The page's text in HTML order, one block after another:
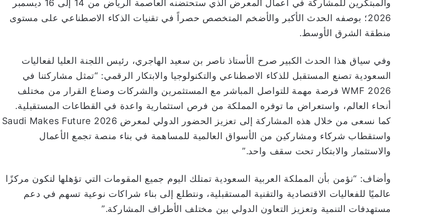
والمبتكرين للمشاركة في أعمال المعرض الذي ستحتضنه العاصمة الرياض من 14 إلى 16 ديسمبر
2026؛ بوصفه الحدث الأكبر والأضخم المتخصص حصراً في تقنيات الذكاء الاصطناعي على مستوى
منطقة الشرق الأوسط.
وفي سياق هذا الحدث الكبير صرح الأستاذ ناصر بن سعيد الهاجري، رئيس اللجنة العليا لفعاليات
السعودية تصنع المستقبل للذكاء الاصطناعي والتكنولوجيا والابتكار الرقمي: “تمثل مشاركتنا في
WMF 2026 فرصة مهمة للتواصل المباشر مع المستثمرين والشركات وصناع القرار من مختلف
أنحاء العالم، واستعراض ما توفره المملكة من فرص استثمارية واعدة في القطاعات المستقبلية.
كما نسعى من خلال هذه المشاركة إلى تعزيز الحضور الدولي لمعرض Saudi Makes Future 2026
واستقطاب شركاء ومشاركين من الأسواق العالمية للمساهمة في بناء منصة تجمع الأعمال
والاستثمار والابتكار تحت سقف واحد.”
وأضاف: “نؤمن بأن المملكة العربية السعودية تمتلك اليوم جميع المقومات التي تؤهلها لتكون مركزًا
عالميًا للفعاليات الاقتصادية والتقنية المستقبلية، ونتطلع إلى بناء شراكات نوعية تسهم في دعم
مستهدفات التنمية وتعزيز التعاون الدولي بين مختلف الأطراف المشاركة.”